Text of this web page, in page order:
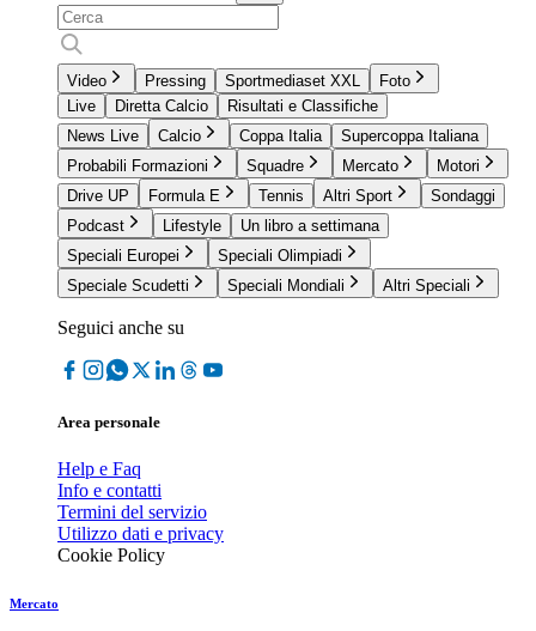
Video Pressing Sportmediaset XXL
Foto
Live
Diretta Calcio
Risultati e Classifiche
News Live
Calcio Coppa Italia
Supercoppa Italiana
Probabili Formazioni
Squadre Mercato
Motori
Drive UP
Formula E Tennis Altri Sport
Sondaggi
Podcast
Lifestyle
Un libro a settimana
Speciali Europei
Speciali Olimpiadi
Speciale Scudetti
Speciali Mondiali Altri Speciali
Seguici anche su
Area personale
Help e Faq
Info e contatti
Termini del servizio
Utilizzo dati e privacy
Cookie Policy
Mercato